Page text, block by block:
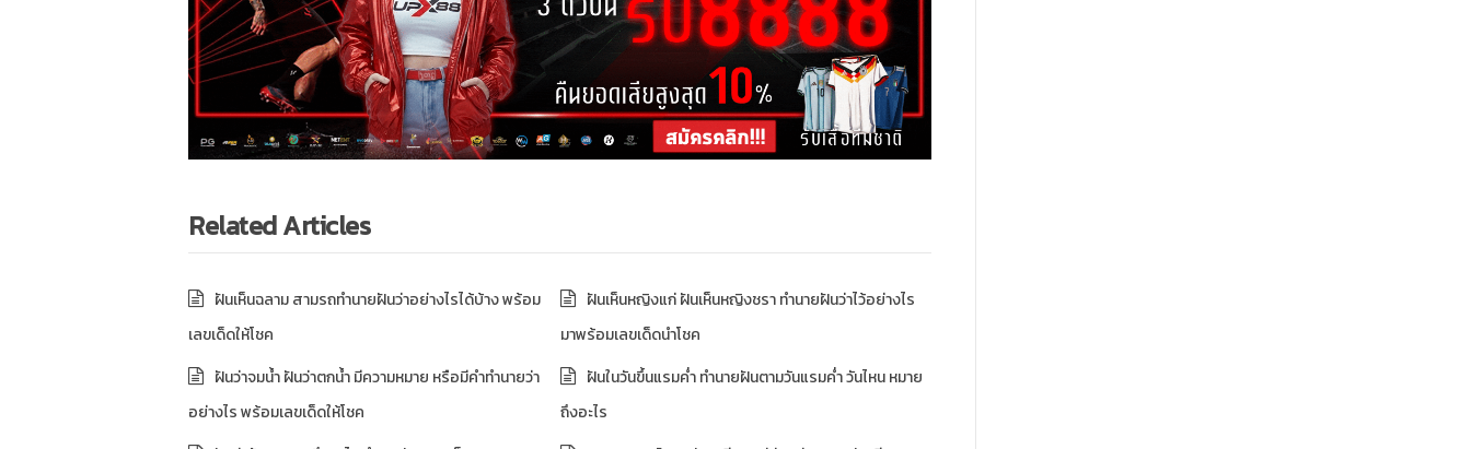
Related Articles
ฝันเห็นฉลาม สามรถทำนายฝันว่าอย่างไรได้บ้าง พร้อม
เลขเด็ดให้โชค
ฝันเห็นหญิงแก่ ฝันเห็นหญิงชรา ทำนายฝันว่าไว้อย่างไร
มาพร้อมเลขเด็ดนำโชค
ฝันว่าจมน้ำ ฝันว่าตกน้ำ มีความหมาย หรือมีคำทำนายว่า
อย่างไร พร้อมเลขเด็ดให้โชค
ฝันในวันขึ้นแรมค่ำ ทำนายฝันตามวันแรมค่ำ วันไหน หมาย
ถึงอะไร